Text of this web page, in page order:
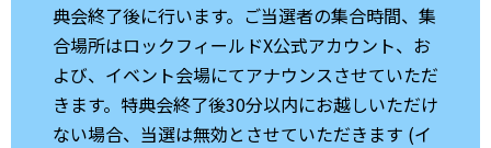
典会終了後に行います。ご当選者の集合時間、集
合場所はロックフィールドX公式アカウント、お
よび、イベント会場にてアナウンスさせていただ
きます。特典会終了後30分以内にお越しいただけ
ない場合、当選は無効とさせていただきます (イ